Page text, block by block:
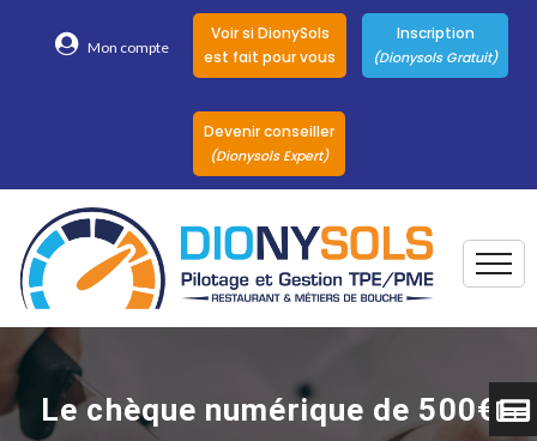
Mon compte
Voir si DionySols
est fait pour vous
Inscription
(Dionysols Gratuit)
Devenir conseiller
(Dionysols Expert)
Nos conseillers
Le chèque numérique de 500€